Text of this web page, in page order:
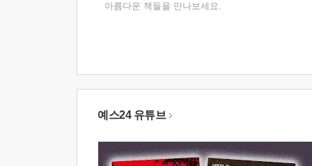
아름다운 책들을 만나보세요.
예스24 유튜브